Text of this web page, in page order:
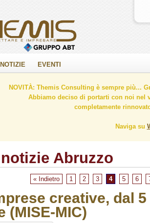
EVENTI
NOVITÀ: Themis Consulting è sempre più...
Abbiamo deciso di portarti con noi nel
completamente
Naviga su
Abruzzo
« Indietro 1 2 3 4 5 6
creative, dal
(MISE-MIC)